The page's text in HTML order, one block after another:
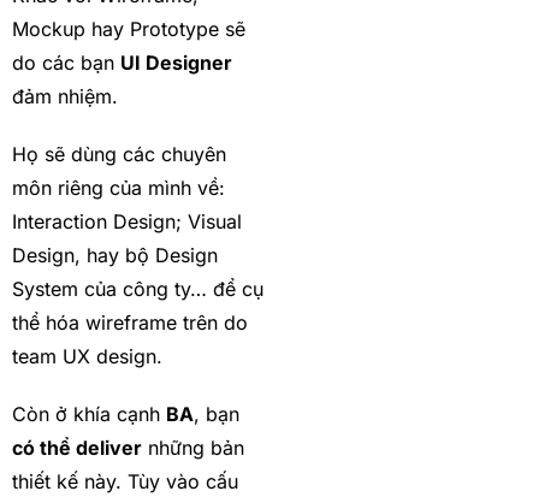
Mockup hay Prototype sẽ
do các bạn UI Designer
đảm nhiệm.
Họ sẽ dùng các chuyên
môn riêng của mình về:
Interaction Design; Visual
Design, hay bộ Design
System của công ty… để cụ
thể hóa wireframe trên do
team UX design.
Còn ở khía cạnh BA, bạn
có thể deliver những bản
thiết kế này. Tùy vào cấu